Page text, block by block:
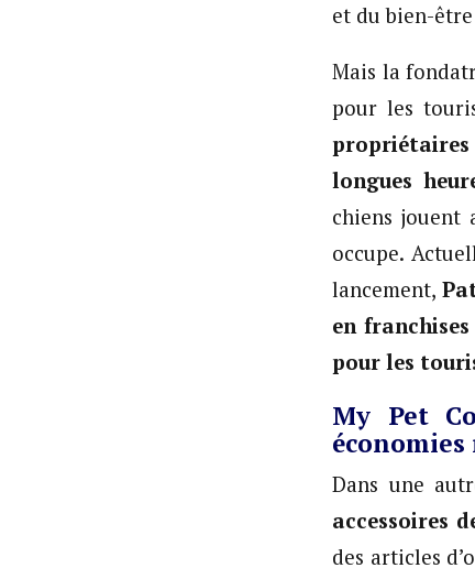
et du bien-
Mais la
pour les
propriétaires
longues
chiens jouent
occupe.
lancement,
en
pour les
My Pet
économies
Dans une
accessoires
des articles